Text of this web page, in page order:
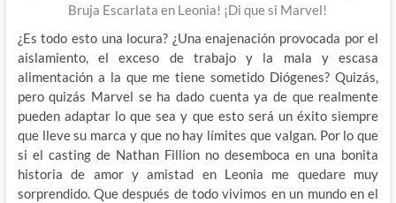
Bruja Escarlata en Leonia! ¡Di que si Marvel!
¿Es todo esto una locura? ¿Una enajenación provocada por el
aislamiento, el exceso de trabajo y la mala y escasa
alimentación a la que me tiene sometido Diógenes? Quizás,
pero quizás Marvel se ha dado cuenta ya de que realmente
pueden adaptar lo que sea y que esto será un éxito siempre
que lleve su marca y que no hay límites que valgan. Por lo que
si el casting de Nathan Fillion no desemboca en una bonita
historia de amor y amistad en Leonia me quedare muy
sorprendido. Que después de todo vivimos en un mundo en el